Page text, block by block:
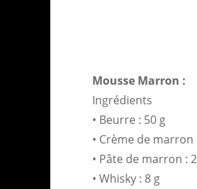
Mousse Marron :
Ingrédients
• Beurre : 50 g
• Crème de marron
• Pâte de marron :
• Whisky : 8 g